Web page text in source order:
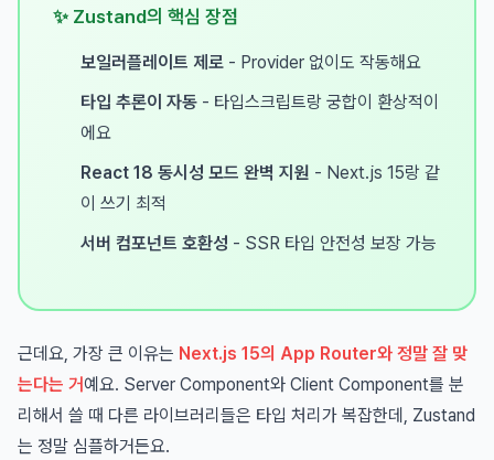
✨ Zustand의 핵심 장점
보일러플레이트 제로 - Provider 없이도 작동해요
타입 추론이 자동 - 타입스크립트랑 궁합이 환상적이
에요
React 18 동시성 모드 완벽 지원 - Next.js 15랑 같
이 쓰기 최적
서버 컴포넌트 호환성 - SSR 타입 안전성 보장 가능
근데요, 가장 큰 이유는 Next.js 15의 App Router와 정말 잘 맞
는다는 거예요. Server Component와 Client Component를 분
리해서 쓸 때 다른 라이브러리들은 타입 처리가 복잡한데, Zustand
는 정말 심플하거든요.